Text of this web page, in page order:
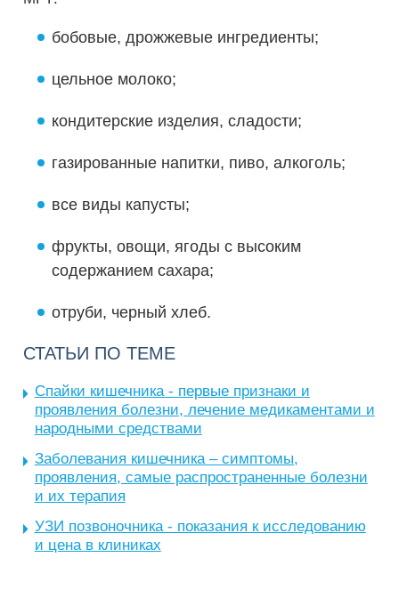
бобовые, дрожжевые ингредиенты;
цельное молоко;
кондитерские изделия, сладости;
газированные напитки, пиво, алкоголь;
все виды капусты;
фрукты, овощи, ягоды с высоким
содержанием сахара;
отруби, черный хлеб.
СТАТЬИ ПО ТЕМЕ
Спайки кишечника - первые признаки и
проявления болезни, лечение медикаментами и
народными средствами
Заболевания кишечника – симптомы,
проявления, самые распространенные болезни
и их терапия
УЗИ позвоночника - показания к исследованию
и цена в клиниках